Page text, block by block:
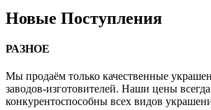
Новые Поступления
РАЗНОЕ
Мы продаём только качественные
заводов-изготовителей. Наши цены
конкурентоспособны всех видов